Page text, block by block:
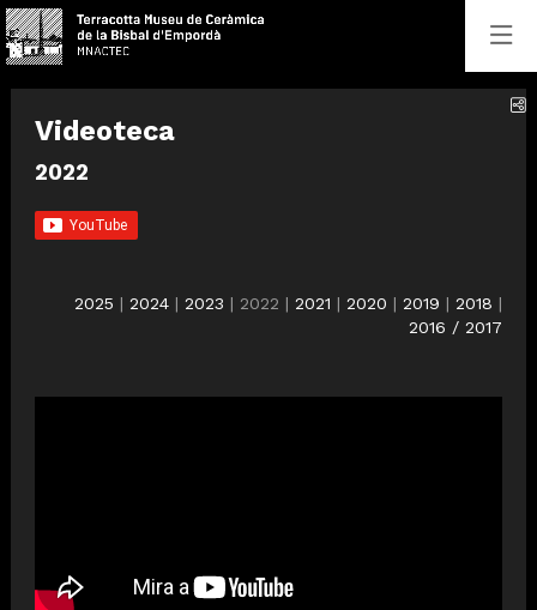
Videoteca
2022
2025 | 2024 | 2023 | 2022 | 2021 | 2020 | 2019 | 2018 |
2016 / 2017